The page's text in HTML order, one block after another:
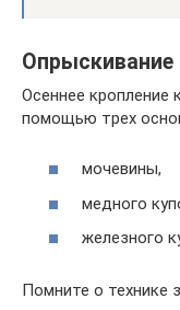
Опрыскивание
Осеннее кропление
помощью трех
мочевины,
медного
железного
Помните о технике